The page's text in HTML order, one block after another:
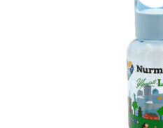
LISÄÄ OSTOSKORIIN